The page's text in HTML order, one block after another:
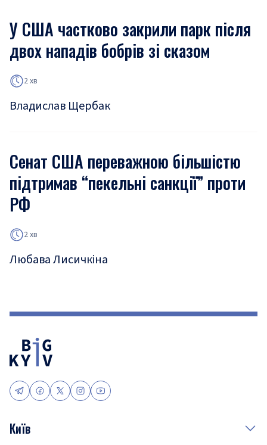
У США частково закрили парк після
двох нападів бобрів зі сказом
2 хв
Владислав Щербак
Сенат США переважною більшістю
підтримав “пекельні санкції” проти
РФ
2 хв
Любава Лисичкіна
Київ